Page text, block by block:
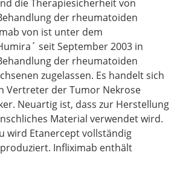
die Therapiesicherheit von
der rheumatoiden
von ist unter dem
seit September 2003 in
der rheumatoiden
zugelassen. Es handelt sich
Vertreter der Tumor Nekrose
Neuartig ist, dass zur Herstellung
Material verwendet wird.
wird Etanercept vollständig
Infliximab enthält